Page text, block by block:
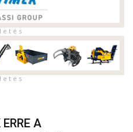
e t é s
e t é s
A